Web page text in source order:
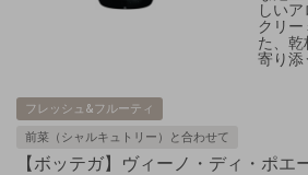
しい
クリ
た、乾
寄り添
フレッシュ&フルーティ
前菜（シャルキュトリー）と合わせて
【ボッテガ】ヴィーノ・ディ・ポエ